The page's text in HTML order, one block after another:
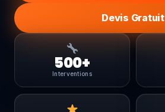
Devis Gratuit
500+
Interventions